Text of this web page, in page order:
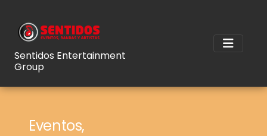
Sentidos Entertainment
Group
Eventos,